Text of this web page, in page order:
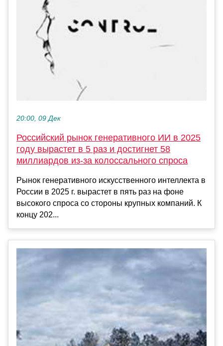
20:00, 09 Дек
Российский рынок генеративного ИИ в 2025
году вырастет в 5 раз и достигнет 58
миллиардов из-за колоссального спроса
Рынок генеративного искусственного интеллекта в
России в 2025 г. вырастет в пять раз на фоне
высокого спроса со стороны крупных компаний. К
концу 202...